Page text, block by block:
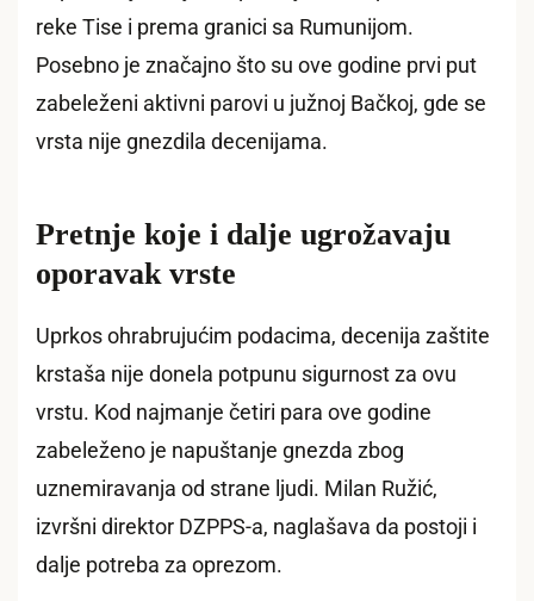
reke Tise i prema granici sa Rumunijom.
Posebno je značajno što su ove godine prvi put
zabeleženi aktivni parovi u južnoj Bačkoj, gde se
vrsta nije gnezdila decenijama.
Pretnje koje i dalje ugrožavaju
oporavak vrste
Uprkos ohrabrujućim podacima, decenija zaštite
krstaša nije donela potpunu sigurnost za ovu
vrstu. Kod najmanje četiri para ove godine
zabeleženo je napuštanje gnezda zbog
uznemiravanja od strane ljudi. Milan Ružić,
izvršni direktor DZPPS-a, naglašava da postoji i
dalje potreba za oprezom.